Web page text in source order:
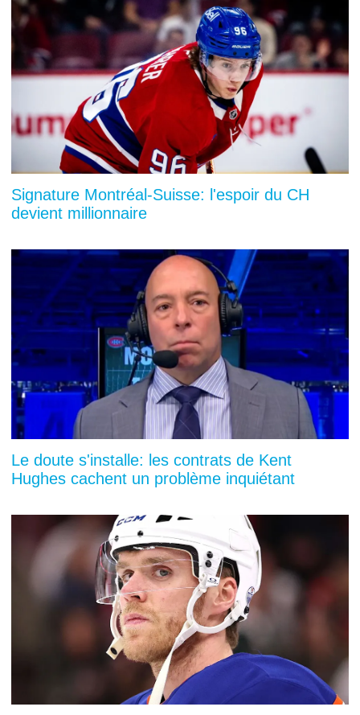
Signature Montréal-Suisse: l'espoir du CH
devient millionnaire
Le doute s'installe: les contrats de Kent
Hughes cachent un problème inquiétant